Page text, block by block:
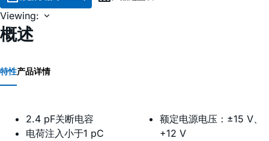
Viewing:
概述
特性产品详情
2.4 pF关断电容
电荷注入小于1 pC
额定电源电压：±15 V、
+12 V